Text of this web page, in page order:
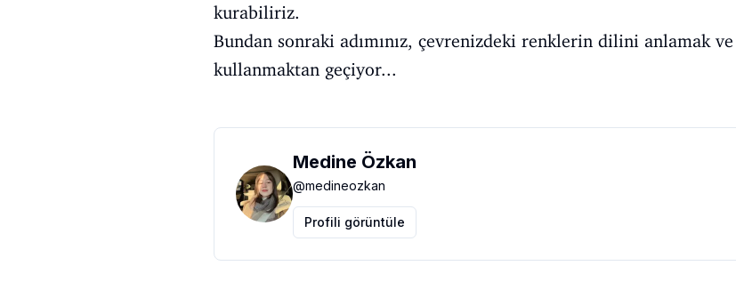
kurabiliriz.
Bundan sonraki adımınız, çevrenizdeki renklerin dilini anlamak
kullanmaktan geçiyor...
Medine Özkan
@medineozkan
Profili görüntüle